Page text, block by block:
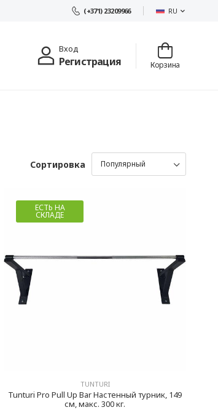
(+371) 23209966 RU
Вход
Регистрация Корзина
Сортировка
ЕСТЬ НА
СКЛАДЕ
TUNTURI
Tunturi Pro Pull Up Bar Настенный турник, 149
см, макс. 300 кг.